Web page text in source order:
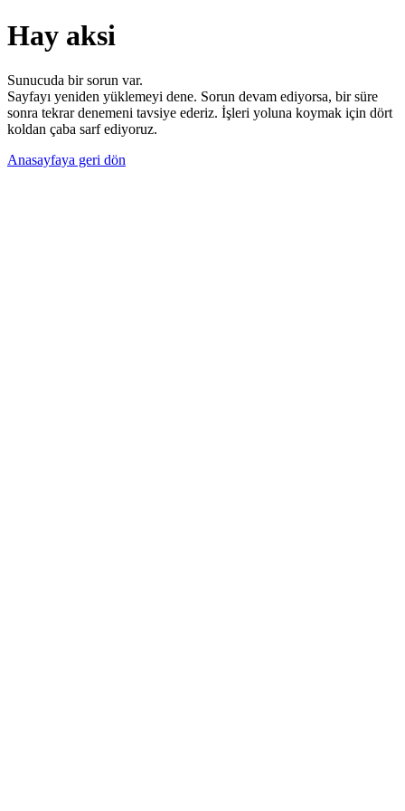
Hay aksi
Sunucuda bir sorun var.
Sayfayı yeniden yüklemeyi dene. Sorun devam ediyorsa, bir süre
sonra tekrar denemeni tavsiye ederiz. İşleri yoluna koymak için dört
koldan çaba sarf ediyoruz.
Anasayfaya geri dön